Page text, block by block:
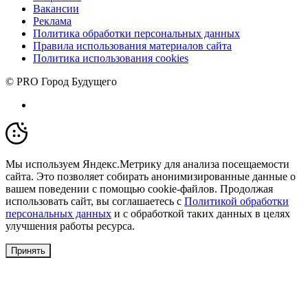
Вакансии
Реклама
Политика обработки персональных данных
Правила использования материалов сайта
Политика использования cookies
© PRO Город Будущего
Мы используем Яндекс.Метрику для анализа посещаемости
сайта. Это позволяет собирать анонимизированные данные о
вашем поведении с помощью cookie-файлов. Продолжая
использовать сайт, вы соглашаетесь с Политикой обработки
персональных данных и с обработкой таких данных в целях
улучшения работы ресурса.
Принять